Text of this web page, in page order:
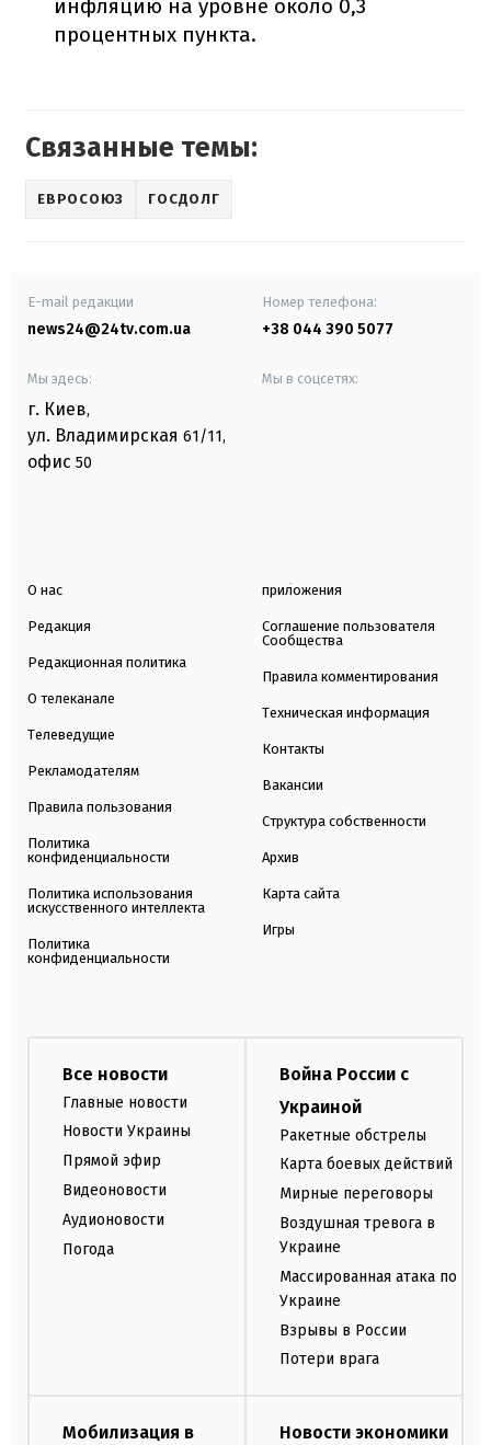
инфляцию на уровне около 0,3
процентных пункта.
Связанные темы:
ЕВРОСОЮЗ ГОСДОЛГ
E-mail редакции
news24@24tv.com.ua
Номер телефона:
+38 044 390 5077
Мы здесь:
г. Киев,
ул. Владимирская 61/11,
офис 50
Мы в соцсетях:
О нас
Редакция
Редакционная политика
О телеканале
Телеведущие
Рекламодателям
Правила пользования
Политика
конфиденциальности
Политика использования
искусственного интеллекта
Политика
конфиденциальности
приложения
Соглашение пользователя
Сообщества
Правила комментирования
Техническая информация
Контакты
Вакансии
Структура собственности
Архив
Карта сайта
Игры
Все новости
Главные новости
Новости Украины
Прямой эфир
Видеоновости
Аудионовости
Погода
Война России с
Украиной
Ракетные обстрелы
Карта боевых действий
Мирные переговоры
Воздушная тревога в
Украине
Массированная атака по
Украине
Взрывы в России
Потери врага
Мобилизация в
Новости экономики